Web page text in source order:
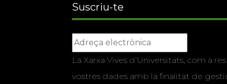
Suscriu-te
La Xarxa Vives d’Universitats, com a
vostres dades amb la finalitat de